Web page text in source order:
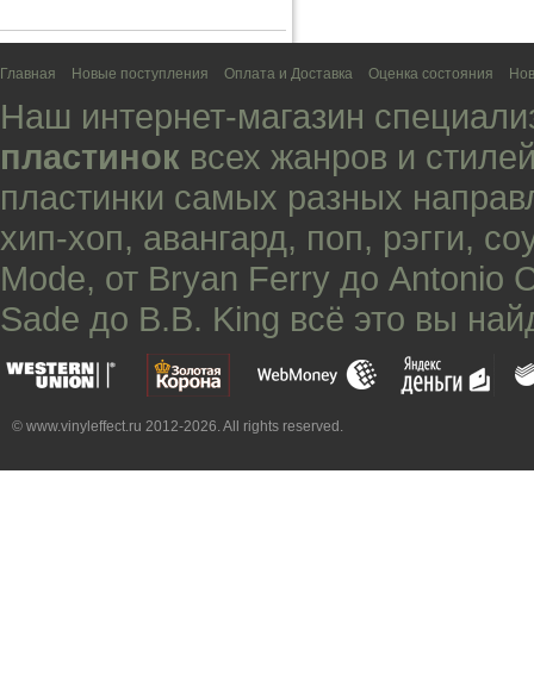
Главная Новые поступления Оплата и Доставка Оценка состояния
Наш интернет-магазин
пластинок всех жанров и
пластинки самых разных
хип-хоп, авангард, поп, рэгги,
Mode, от Bryan Ferry до Antonio
Sade до B.B. King всё это вы
© www.vinyleffect.ru 2012-2026. All rights reserved.